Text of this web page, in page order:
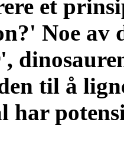
et
Noe av
til å
har